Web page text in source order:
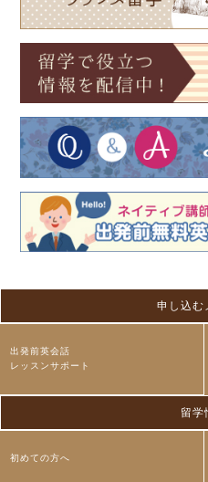
申し込む
出発前英会話
レッスンサポート
留学
初めての方へ